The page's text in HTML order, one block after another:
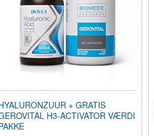
+ GRATIS
H3-ACTIVATOR VÆRDI